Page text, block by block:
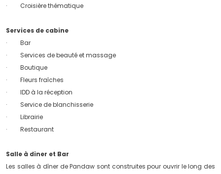
· Croisière thématique
Services de cabine
· Bar
· Services de beauté et massage
· Boutique
· Fleurs fraîches
· IDD à la réception
· Service de blanchisserie
· Librairie
· Restaurant
Salle à diner et Bar
Les salles à dîner de Pandaw sont construites pour ouvrir le long des